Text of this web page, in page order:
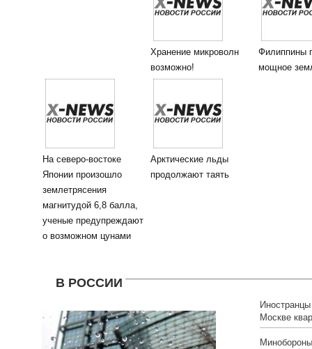
Хранение микроволн
возможно!
Филиппины
мощное
На северо-востоке
Японии произошло
землетрясения
магнитудой 6,8 балла,
ученые предупреждают
о возможном цунами
Арктические льды
продолжают таять
В РОССИИ
Москве